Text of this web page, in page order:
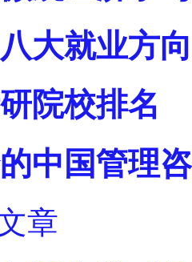
大就业方
院校排名
中国管理
章